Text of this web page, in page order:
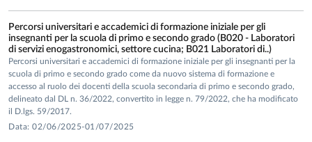
Camilla Lazzi è Reviewer per numerose riviste scientifiche
internazionali ISI ed ha partecipato come relatore a convegni
di carettere scientifico nazionali ed internazionali.
RESPONSABILITA' SCIENTIFICA E PARTECIPAZIONE
A PROGETTI DI RICERCA
Responsabile scientifica del progetto di ricerca (PID
Percorsi universitari e accademici di formazione iniziale per gli
insegnanti per la scuola di primo e secondo grado (B020 - Laboratori
di servizi enogastronomici, settore cucina; B021 Laboratori di..)
Percorsi universitari e accademici di formazione iniziale per gli insegnanti per la
scuola di primo e secondo grado come da nuovo sistema di formazione e
accesso al ruolo dei docenti della scuola secondaria di primo e secondo grado,
delineato dal DL n. 36/2022, convertito in legge n. 79/2022, che ha modificato
il D.lgs. 59/2017.
Data: 02/06/2025-01/07/2025